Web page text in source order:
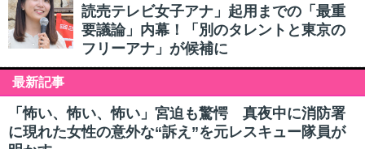
読売テレビ女子アナ」起用までの「最重
要議論」内幕！「別のタレントと東京の
フリーアナ」が候補に
最新記事
「怖い、怖い、怖い」宮迫も驚愕 真夜中に消防署
に現れた女性の意外な“訴え”を元レスキュー隊員が